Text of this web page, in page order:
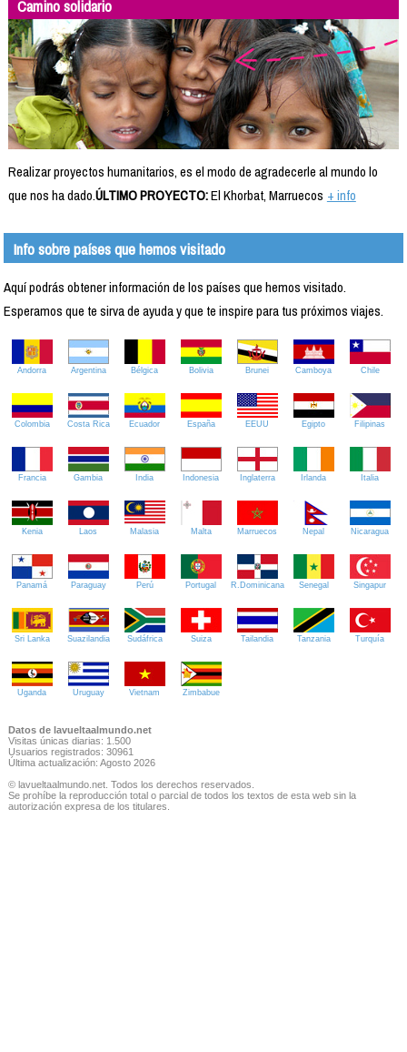
Camino solidario
Realizar proyectos humanitarios, es el modo de agradecerle al mundo lo
que nos ha dado.ÚLTIMO PROYECTO:El Khorbat, Marruecos + info
Info sobre países que hemos visitado
Aquí podrás obtener información de los países que hemos visitado.
Esperamos que te sirva de ayuda y que te inspire para tus próximos viajes.
Andorra Argentina Bélgica Bolivia Brunei Camboya Chile
Colombia Costa Rica Ecuador España EEUU Egipto Filipinas
Francia Gambia India Indonesia Inglaterra Irlanda Italia
Kenia Laos Malasia Malta Marruecos Nepal Nicaragua
Panamá Paraguay Perú Portugal R.Dominicana Senegal Singapur
Sri Lanka Suazilandia Sudáfrica Suiza Tailandia Tanzania Turquía
Uganda Uruguay Vietnam Zimbabue
Datos de lavueltaalmundo.net
Visitas únicas diarias: 1.500
Usuarios registrados: 30961
Última actualización: Agosto 2026
© lavueltaalmundo.net. Todos los derechos reservados.
Se prohíbe la reproducción total o parcial de todos los textos de esta web sin la
autorización expresa de los titulares.